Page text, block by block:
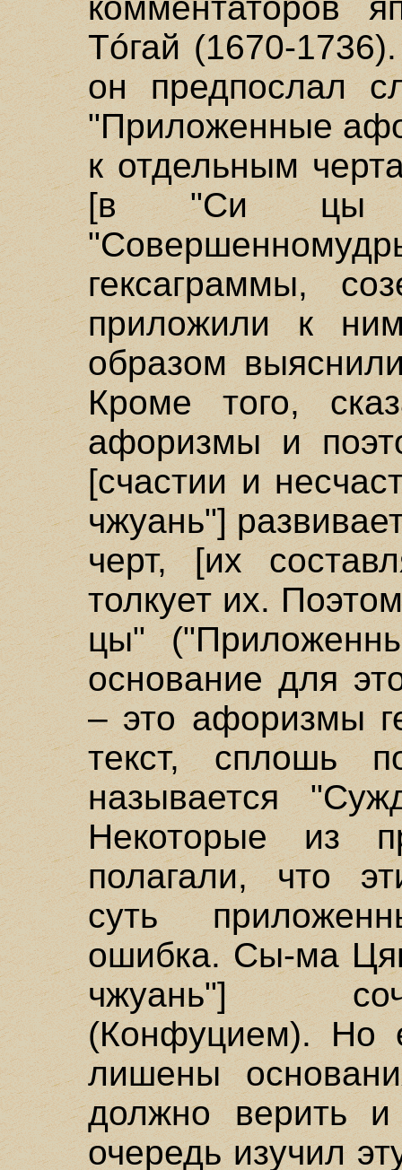
Тóгай (1670-
он предпослал
"Приложенные
к отдельным
[в "Си цы
гексаграммы,
приложили к
образом
Кроме того,
афоризмы и
[счастии и
чжуань"]
черт, [их
толкует их.
цы"
основание для
– это афоризмы
текст, сплошь
называется
Некоторые из
полагали, что
суть
ошибка. Сы-ма
чжуань"]
(Конфуцием). Но
лишены
должно верить
очередь изучил